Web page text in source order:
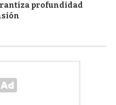
profundidad